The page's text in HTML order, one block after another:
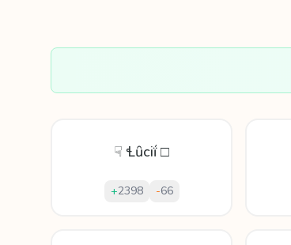
☟ Ɬȗсiḯ □
+2398 -66